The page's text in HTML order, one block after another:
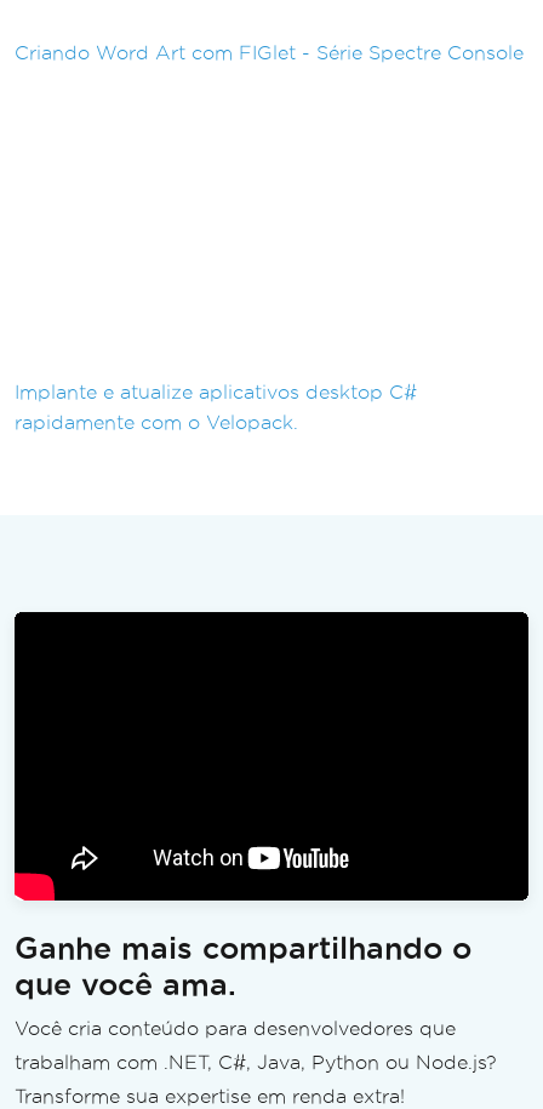
Criando Word Art com FIGlet - Série Spectre Console
Implante e atualize aplicativos desktop C#
rapidamente com o Velopack.
Ganhe mais compartilhando o
que você ama.
Você cria conteúdo para desenvolvedores que
trabalham com .NET, C#, Java, Python ou Node.js?
Transforme sua expertise em renda extra!